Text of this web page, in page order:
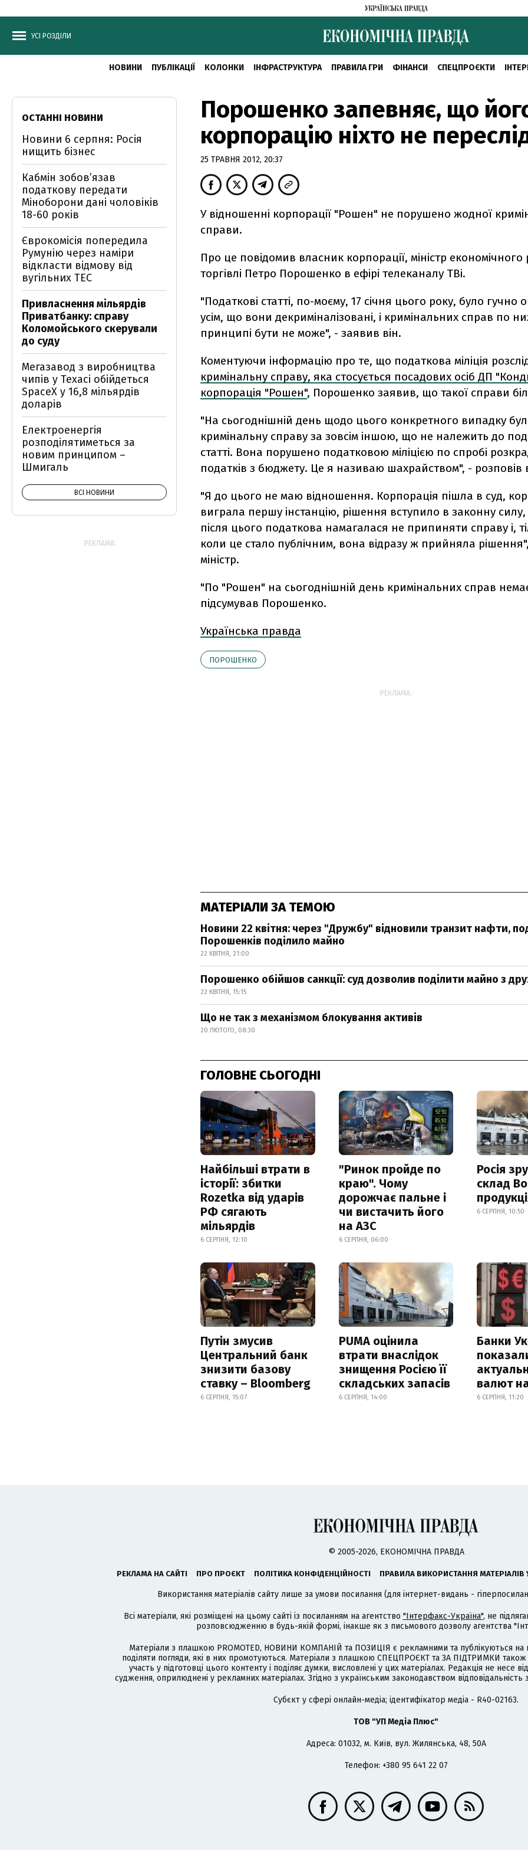
УСІ РОЗДІЛИ
НОВИНИ ПУБЛІКАЦІЇ КОЛОНКИ ІНФРАСТРУКТУРА ПРАВИЛА ГРИ ФІНАНСИ СПЕЦПРОЄКТИ
Порошенко запевняє, що
корпорацію ніхто не
25 ТРАВНЯ 2012, 20:37
У відношенні корпорації "Рошен" не порушено жодної
справи.
Про це повідомив власник корпорації, міністр економічного
торгівлі Петро Порошенко в ефірі телеканалу ТВі.
"Податкові статті, по-моєму, 17 січня цього року, було гучно
усім, що вони декриміналізовані, і кримінальних справ по
принципі бути не може", - заявив він.
Коментуючи інформацію про те, що податкова міліція
кримінальну справу, яка стосується посадових осіб ДП
корпорація "Рошен", Порошенко заявив, що такої справи
"На сьогоднішній день щодо цього конкретного випадку
кримінальну справу за зовсім іншою, що не належить до
статті. Вона порушено податковою міліцією по спробі
податків з бюджету. Це я називаю шахрайством", - розповів
"Я до цього не маю відношення. Корпорація пішла в суд,
виграла першу інстанцію, рішення вступило в законну силу,
після цього податкова намагалася не припиняти справу і,
коли це стало публічним, вона відразу ж прийняла
міністр.
"По "Рошен" на сьогоднішній день кримінальних справ
підсумував Порошенко.
Українська правда
ПОРОШЕНКО
РЕКЛАМА:
МАТЕРІАЛИ ЗА ТЕМОЮ
Новини 22 квітня: через "Дружбу" відновили транзит нафти,
Порошенків поділило майно
22 КВІТНЯ, 21:00
Порошенко обійшов санкції: суд дозволив поділити майно з
22 КВІТНЯ, 15:15
Що не так з механізмом блокування активів
20 ЛЮТОГО, 08:30
ГОЛОВНЕ СЬОГОДНІ
Найбільші втрати в
історії: збитки
Rozetka від ударів
РФ сягають
мільярдів
6 СЕРПНЯ, 12:10
"Ринок пройде по
краю". Чому
дорожчає пальне і
чи вистачить його
на АЗС
6 СЕРПНЯ, 06:00
Росія
склад
6 СЕРПНЯ, 10:50
Путін змусив
Центральний банк
знизити базову
ставку – Bloomberg
6 СЕРПНЯ, 15:07
PUMA оцінила
втрати внаслідок
знищення Росією її
складських запасів
6 СЕРПНЯ, 14:00
Банки
валют
6 СЕРПНЯ, 11:20
ОСТАННІ НОВИНИ
Новини 6 серпня: Росія
нищить бізнес
Кабмін зобовʼязав
податкову передати
Міноборони дані чоловіків
18-60 років
Єврокомісія попередила
Румунію через наміри
відкласти відмову від
вугільних ТЕС
Привласнення мільярдів
Приватбанку: справу
Коломойського скерували
до суду
Мегазавод з виробництва
чипів у Техасі обійдеться
SpaceX у 16,8 мільярдів
доларів
Електроенергія
розподілятиметься за
новим принципом –
Шмигаль
ВСІ НОВИНИ
РЕКЛАМА:
© 2005-2026, ЕКОНОМІЧНА ПРАВДА
РЕКЛАМА НА САЙТІ ПРО ПРОЄКТ ПОЛІТИКА КОНФІДЕНЦІЙНОСТІ ПРАВИЛА ВИКОРИСТАННЯ МАТЕРІАЛІВ
Використання матеріалів сайту лише за умови посилання (для інтернет-видань -
Всі матеріали, які розміщені на цьому сайті із посиланням на агентство "Інтерфакс-Україна", не
розповсюдженню в будь-якій формі, інакше як з письмового дозволу агентства
Матеріали з плашкою PROMOTED, НОВИНИ КОМПАНІЙ та ПОЗИЦІЯ є рекламними та публікуються на
поділяти погляди, які в них промотуються. Матеріали з плашкою СПЕЦПРОЄКТ та ЗА ПІДТРИМКИ
участь у підготовці цього контенту і поділяє думки, висловлені у цих матеріалах. Редакція не несе
судження, оприлюднені у рекламних матеріалах. Згідно з українським законодавством
Cубєкт у сфері онлайн-медіа; ідентифікатор медіа - R40-02163.
ТОВ "УП Медіа Плюс"
Адреса: 01032, м. Київ, вул. Жилянська, 48, 50А
Телефон: +380 95 641 22 07